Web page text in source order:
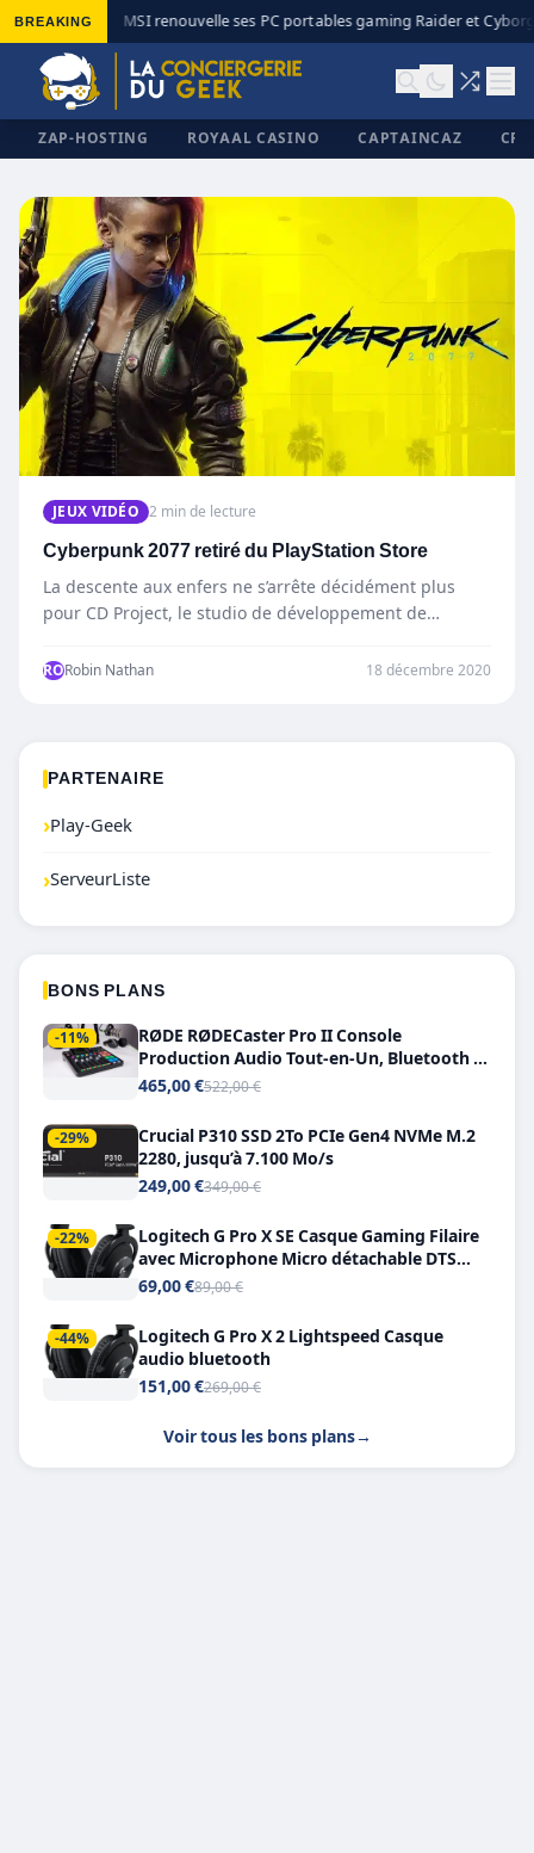
BREAKING MSI renouvelle ses PC portables gaming Raider et
ZAP-HOSTING ROYAAL CASINO CAPTAINCAZ
JEUX VIDÉO 2 min de lecture
Cyberpunk 2077 retiré du PlayStation Store
La descente aux enfers ne s’arrête décidément plus
pour CD Project, le studio de développement de
RORobin Nathan 18 décembre 2020
PARTENAIRE
›Play-Geek
›ServeurListe
BONS PLANS
-11%
RØDE RØDECaster Pro II Console
Production Audio Tout-en-Un, Bluetooth et
Double USB-C
465,00 €522,00 €
-29%
Crucial P310 SSD 2To PCIe Gen4 NVMe M.2
2280, jusqu’à 7.100 Mo/s
249,00 €349,00 €
-22%
Logitech G Pro X SE Casque Gaming Filaire
avec Microphone Micro détachable DTS
Headphone X 7.1
69,00 €89,00 €
-44%
Logitech G Pro X 2 Lightspeed Casque
audio bluetooth
151,00 €269,00 €
Voir tous les bons plans→